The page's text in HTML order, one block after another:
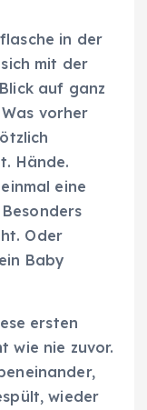
in der
mit der
auf ganz
vorher
Hände.
eine
Oder
Baby
ersten
wie nie zuvor.
wieder